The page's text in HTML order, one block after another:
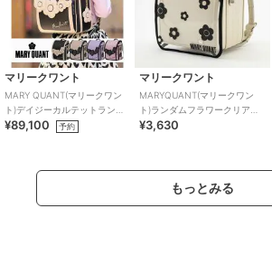
マリークワント
MARY QUANT(マリークワン
ト)デイジーカルテットランド
セル
¥89,100 予約
マリークワント
MARYQUANT(マリークワン
ト)ランダムフラワークリアラ
ンドセルカバー
¥3,630
もっとみる